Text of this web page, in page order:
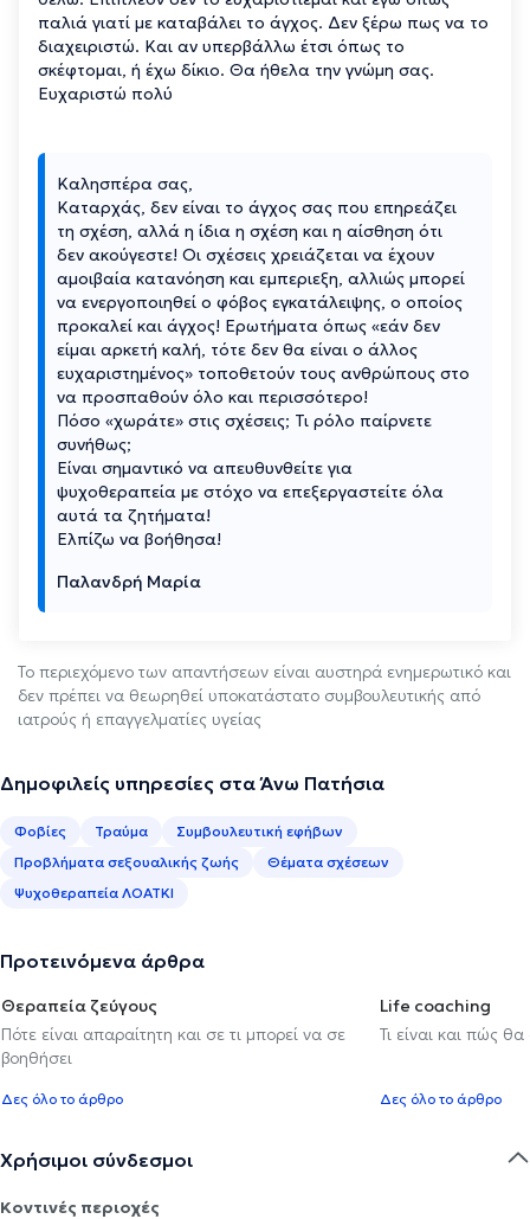
παλιά γιατί με καταβάλει το άγχος. Δεν ξέρω πως να το
διαχειριστώ. Και αν υπερβάλλω έτσι όπως το
σκέφτομαι, ή έχω δίκιο. Θα ήθελα την γνώμη σας.
Ευχαριστώ πολύ
Καλησπέρα σας,
Καταρχάς, δεν είναι το άγχος σας που επηρεάζει
τη σχέση, αλλά η ίδια η σχέση και η αίσθηση ότι
δεν ακούγεστε! Οι σχέσεις χρειάζεται να έχουν
αμοιβαία κατανόηση και εμπεριεξη, αλλιώς μπορεί
να ενεργοποιηθεί ο φόβος εγκατάλειψης, ο οποίος
προκαλεί και άγχος! Ερωτήματα όπως «εάν δεν
είμαι αρκετή καλή, τότε δεν θα είναι ο άλλος
ευχαριστημένος» τοποθετούν τους ανθρώπους στο
να προσπαθούν όλο και περισσότερο!
Πόσο «χωράτε» στις σχέσεις; Τι ρόλο παίρνετε
συνήθως;
Είναι σημαντικό να απευθυνθείτε για
ψυχοθεραπεία με στόχο να επεξεργαστείτε όλα
αυτά τα ζητήματα!
Ελπίζω να βοήθησα!
Παλανδρή Μαρία
Το περιεχόμενο των απαντήσεων είναι αυστηρά ενημερωτικό και
δεν πρέπει να θεωρηθεί υποκατάστατο συμβουλευτικής από
ιατρούς ή επαγγελματίες υγείας
Δημοφιλείς υπηρεσίες στα Άνω Πατήσια
Φοβίες Τραύμα
Συμβουλευτική εφήβων
Προβλήματα σεξουαλικής ζωής
Θέματα σχέσεων
Ψυχοθεραπεία ΛΟΑΤΚΙ
Προτεινόμενα άρθρα
Θεραπεία ζεύγους
Πότε είναι απαραίτητη και σε τι μπορεί να σε
βοηθήσει
Δες όλο το άρθρο
Life coaching
Τι είναι και πώς
Δες όλο το άρθρο
Χρήσιμοι σύνδεσμοι
Κοντινές περιοχές